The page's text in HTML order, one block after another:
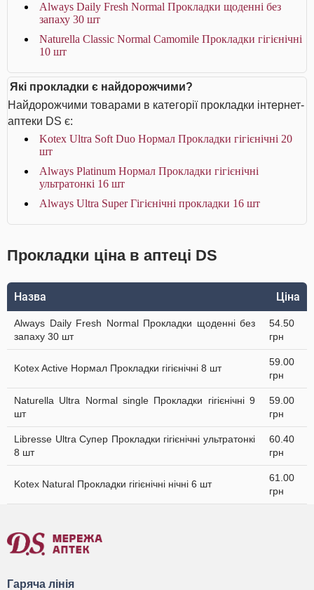
Always Daily Fresh Normal Прокладки щоденні без
запаху 30 шт
Naturella Classic Normal Camomile Прокладки гігієнічні
10 шт
Які прокладки є найдорожчими?
Найдорожчими товарами в категорії прокладки інтернет-
аптеки DS є:
Kotex Ultra Soft Duo Нормал Прокладки гігієнічні 20
шт
Always Platinum Нормал Прокладки гігієнічні
ультратонкі 16 шт
Always Ultra Super Гігієнічні прокладки 16 шт
Прокладки ціна в аптеці DS
Назва Ціна
Always Daily Fresh Normal Прокладки щоденні без
запаху 30 шт
54.50
грн
Kotex Active Нормал Прокладки гігієнічні 8 шт
59.00
грн
Naturella Ultra Normal single Прокладки гігієнічні 9
шт
59.00
грн
Libresse Ultra Супер Прокладки гігієнічні ультратонкі
8 шт
60.40
грн
Kotex Natural Прокладки гігієнічні нічні 6 шт
61.00
грн
Гаряча лінія